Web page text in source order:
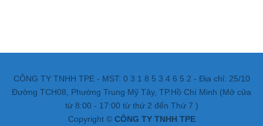
CÔNG TY TNHH TPE - MST: 0 3 1 8 5 3 4 6 5 2 - Địa chỉ: 25/10
Đường TCH08, Phường Trung Mỹ Tây, TP.Hồ Chí Minh (Mở cửa
từ 8:00 - 17:00 từ thứ 2 đến Thứ 7 )
Copyright © CÔNG TY TNHH TPE